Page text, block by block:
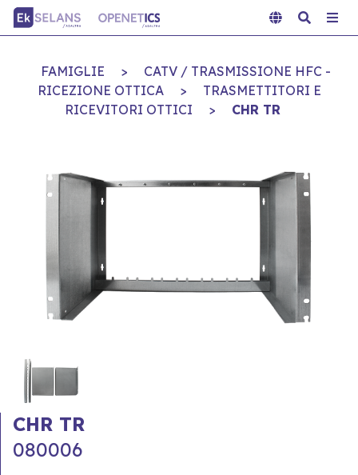
FAMIGLIE >
CATV / TRASMISSIONE HFC -
RICEZIONE OTTICA
>
TRASMETTITORI E
RICEVITORI OTTICI
> CHR TR
CHR TR
080006